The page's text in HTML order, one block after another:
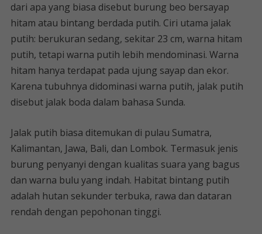
dari apa yang biasa disebut burung beo bersayap
hitam atau bintang berdada putih. Ciri utama jalak
putih: berukuran sedang, sekitar 23 cm, warna hitam
putih, tetapi warna putih lebih mendominasi. Warna
hitam hanya terdapat pada ujung sayap dan ekor.
Karena tubuhnya didominasi warna putih, jalak putih
disebut jalak boda dalam bahasa Sunda.
Jalak putih biasa ditemukan di pulau Sumatra,
Kalimantan, Jawa, Bali, dan Lombok. Termasuk jenis
burung penyanyi dengan kualitas suara yang bagus
dan warna bulu yang indah. Habitat bintang putih
adalah hutan sekunder terbuka, rawa dan dataran
rendah dengan pepohonan tinggi.